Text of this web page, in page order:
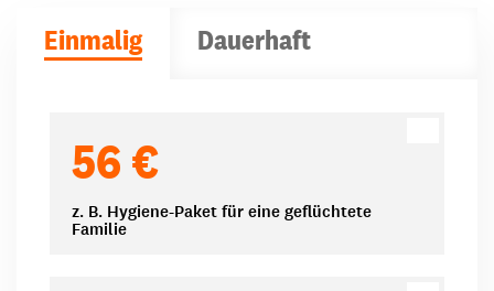
Einmalig Dauerhaft
56 €
z. B. Hygiene-Paket für eine geflüchtete
Familie